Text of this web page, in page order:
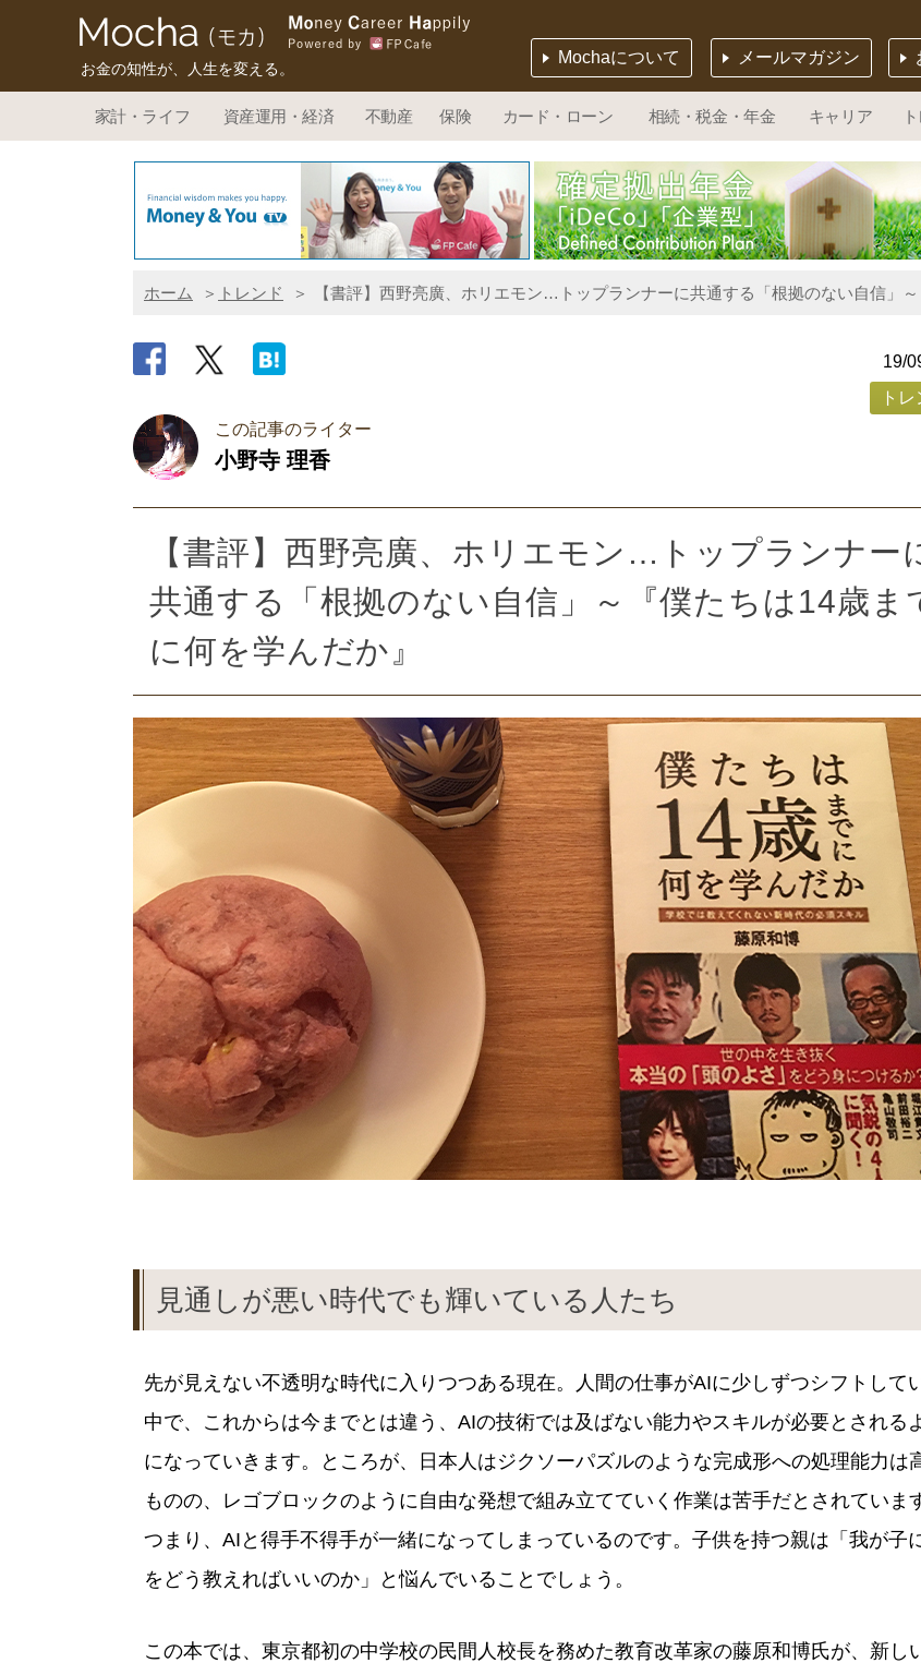
お金の知性が、人生を変える。
メールマガジン
Mochaについて
家計・ライフ 資産運用・経済 不動産 保険 カード・ローン 相続・税金・年金 キャリア
ホーム トレンド 【書評】西野亮廣、ホリエモン…トップランナーに共通する「根拠のない自信」
19/
ト
この記事のライター
小野寺 理香
【書評】西野亮廣、ホリエモン…トップランナー
共通する「根拠のない自信」～『僕たちは14歳ま
に何を学んだか』
見通しが悪い時代でも輝いている人たち
先が見えない不透明な時代に入りつつある現在。人間の仕事がAIに少しずつシフトして
中で、これからは今までとは違う、AIの技術では及ばない能力やスキルが必要とされる
になっていきます。ところが、日本人はジクソーパズルのような完成形への処理能力は
ものの、レゴブロックのように自由な発想で組み立てていく作業は苦手だとされていま
つまり、AIと得手不得手が一緒になってしまっているのです。子供を持つ親は「我が子
をどう教えればいいのか」と悩んでいることでしょう。
この本では、東京都初の中学校の民間人校長を務めた教育改革家の藤原和博氏が、新し